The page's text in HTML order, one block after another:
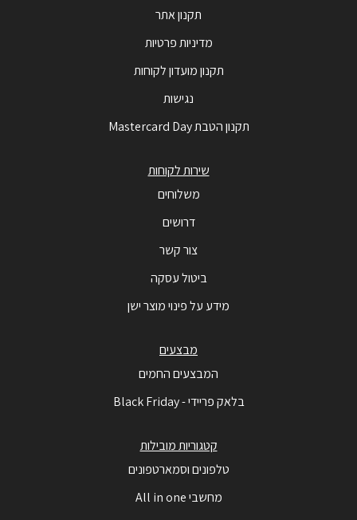
תקנון אתר
מדיניות פרטיות
תקנון מועדון לקוחות
נגישות
תקנון הטבת Mastercard Day
שירות לקוחות
משלוחים
דרושים
צור קשר
ביטול עסקה
מידע על פינוי מוצר ישן
מבצעים
המבצעים החמים
בלאק פריידי - Black Friday
קטגוריות מובילות
טלפונים וסמארטפונים
מחשבי All in one